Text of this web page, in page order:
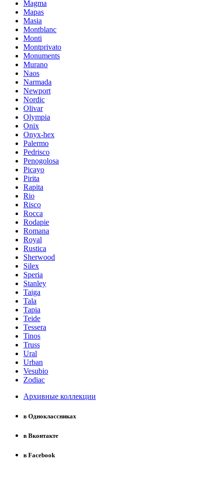
Magma
Mapas
Masia
Montblanc
Monti
Montprivato
Monuments
Murano
Naos
Narmada
Newport
Nordic
Olivar
Olympia
Onix
Onyx-hex
Palermo
Pedrisco
Penogolosa
Picayo
Pirita
Rapita
Rio
Risco
Rocca
Rodapie
Romana
Royal
Rustica
Sherwood
Silex
Speria
Stanley
Taiga
Tala
Tapia
Teide
Tessera
Tinos
Truss
Ural
Urban
Vesubio
Zodiac
Архивные коллекции
в Одноклассниках
в Вконтакте
в Facebook